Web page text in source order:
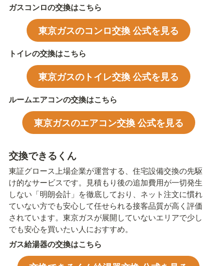
ガスコンロの交換はこちら
東京ガスのコンロ交換 公式を見る
トイレの交換はこちら
東京ガスのトイレ交換 公式を見る
ルームエアコンの交換はこちら
東京ガスのエアコン交換 公式を見る
交換できるくん
東証グロース上場企業が運営する、住宅設備交換の先駆
け的なサービスです。見積もり後の追加費用が一切発生
しない「明朗会計」を徹底しており、ネット注文に慣れ
ていない方でも安心して任せられる接客品質が高く評価
されています。東京ガスが展開していないエリアで少し
でも安心を買いたい人におすすめ。
ガス給湯器の交換はこちら